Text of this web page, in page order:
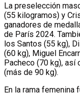
La preselección
(55 kilogramos) y
ganadores de
de París 2024.
los Santos (55 kg),
(60 kg), Miguel
Pacheco (70 kg), así
(más de 90 kg).
En la rama femenina